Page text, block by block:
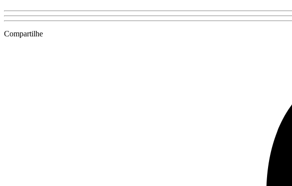
Compartilhe